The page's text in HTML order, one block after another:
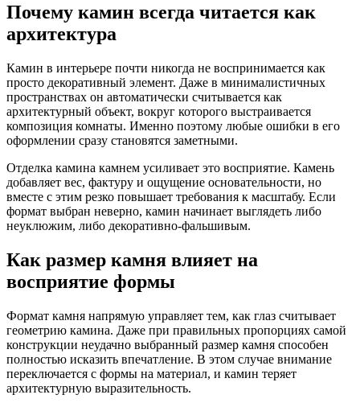
Почему камин всегда читается как
архитектура
Камин в интерьере почти никогда не воспринимается как
просто декоративный элемент. Даже в минималистичных
пространствах он автоматически считывается как
архитектурный объект, вокруг которого выстраивается
композиция комнаты. Именно поэтому любые ошибки в его
оформлении сразу становятся заметными.
Отделка камина камнем усиливает это восприятие. Камень
добавляет вес, фактуру и ощущение основательности, но
вместе с этим резко повышает требования к масштабу. Если
формат выбран неверно, камин начинает выглядеть либо
неуклюжим, либо декоративно-фальшивым.
Как размер камня влияет на
восприятие формы
Формат камня напрямую управляет тем, как глаз считывает
геометрию камина. Даже при правильных пропорциях самой
конструкции неудачно выбранный размер камня способен
полностью исказить впечатление. В этом случае внимание
переключается с формы на материал, и камин теряет
архитектурную выразительность.